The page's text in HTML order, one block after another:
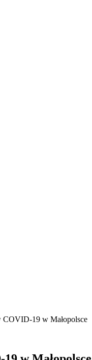
19 w Małopolsce